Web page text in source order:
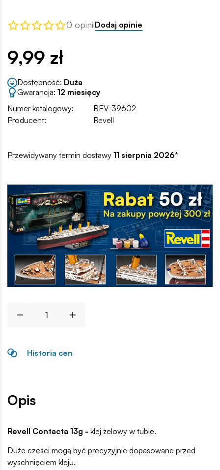
0 opiniiDodaj opinie
9,99 zł
Dostępność: Duża
Gwarancja: 12 miesięcy
Numer katalogowy:
REV-39602
Producent:
Revell
Przewidywany termin dostawy 11 sierpnia 2026*
Historia cen
Opis
Revell Contacta 13g - klej żelowy w tubie.
Duże części mogą być precyzyjnie dopasowane przed
wyschnięciem kleju.